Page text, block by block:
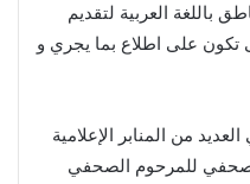
باللغة العربية لتقديم
تكون على اطلاع بما يجري و
من المنابر الإعلامية
للمرحوم الصحفي